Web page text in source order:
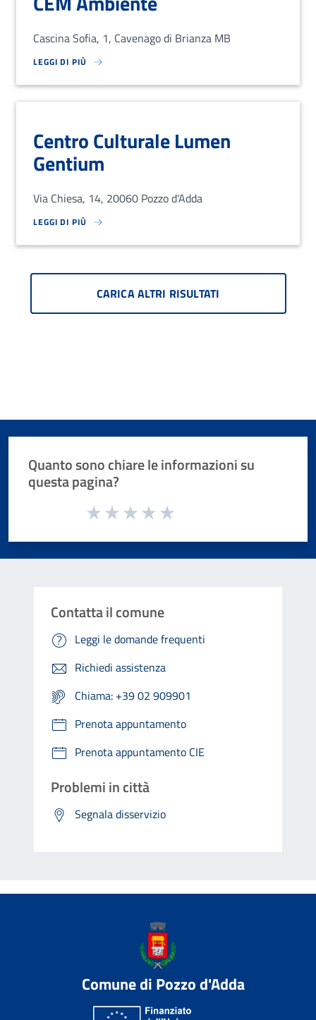
Cascina Sofia, 1, Cavenago di Brianza MB
LEGGI DI PIÙ
SU LOREM IPSUM DOLOR SIT AMET, CONSECTETUR ADIPISCING
Centro Culturale Lumen
Gentium
Via Chiesa, 14, 20060 Pozzo d'Adda
LEGGI DI PIÙ
SU LOREM IPSUM DOLOR SIT AMET, CONSECTETUR ADIPISCING
CARICA ALTRI RISULTATI
Quanto sono chiare le informazioni su
questa pagina?
Valuta da 1 a 5 stelle la pagina
Contatta il comune
Leggi le domande frequenti
Richiedi assistenza
Chiama: +39 02 909901
Prenota appuntamento
Prenota appuntamento CIE
Problemi in città
Segnala disservizio
Comune di Pozzo d'Adda